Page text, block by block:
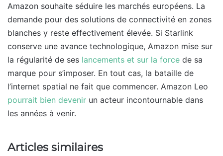
Amazon souhaite séduire les marchés européens. La
demande pour des solutions de connectivité en zones
blanches y reste effectivement élevée. Si Starlink
conserve une avance technologique, Amazon mise sur
la régularité de ses lancements et sur la force de sa
marque pour s’imposer. En tout cas, la bataille de
l’internet spatial ne fait que commencer. Amazon Leo
pourrait bien devenir un acteur incontournable dans
les années à venir.
Articles similaires